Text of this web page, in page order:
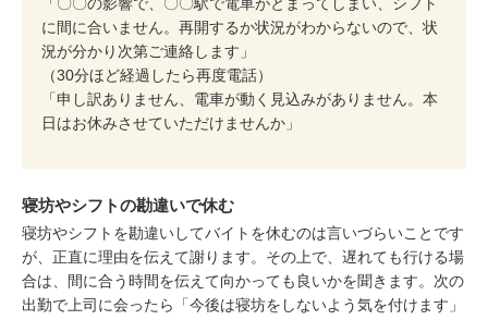
に間に合いません。再開するか状況がわからないので、状
況が分かり次第ご連絡します」
（30分ほど経過したら再度電話）
「申し訳ありません、電車が動く見込みがありません。本
日はお休みさせていただけませんか」
寝坊やシフトの勘違いで休む
寝坊やシフトを勘違いしてバイトを休むのは言いづらいことです
が、正直に理由を伝えて謝ります。その上で、遅れても行ける場
合は、間に合う時間を伝えて向かっても良いかを聞きます。次の
出勤で上司に会ったら「今後は寝坊をしないよう気を付けます」